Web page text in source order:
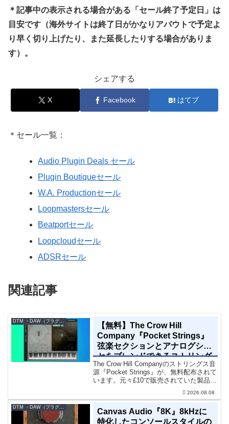
＊記事中の表示される場合がある「セール終了予定日」は
目安です（海外サイトは終了日がかなりアバウトで予定よ
り早く切り上げたり、また延長したりする場合がありま
す）。
シェアする
X Facebook はてブ
＊セール一覧：
Audio Plugin Deals セール
Plugin Boutiqueセール
W.A. Productionセール
Loopmastersセール
Beatportセール
Loopcloudセール
ADSRセール
関連記事
【無料】The Crow Hill
Company『Pocket Strings』
弦楽セクションとアナログシン
セをブレンドできるストリング
ス音源プラグイン
The Crow Hill Companyのストリングス音
源『Pocket Strings』が、無料配布されて
います。元々£10で販売されていた製品で
す。『Pocket Strings』についてPocket
2026.08.08
DTM ・DAW（プラグイン、シンセなど）のセール情報
Canvas Audio『8K』8kHzに
特化したコンソールスタイルの